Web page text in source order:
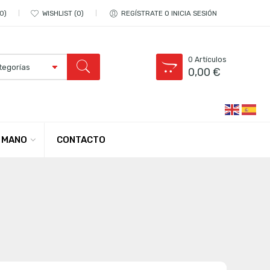
0 WISHLIST 0 REGÍSTRATE O INICIA SESIÓN
0 Artículos
0,00€
CONTACTO